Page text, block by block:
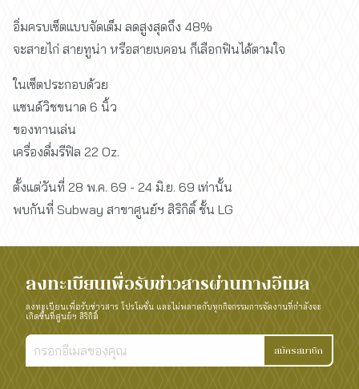
อิ่มครบเซ็ตแบบจัดเต็ม ลดสูงสุดถึง 48%
จะสายไก่ สายทูน่า หรือสายเบคอน ก็เลือกฟินได้ตามใจ
ในเซ็ตประกอบด้วย
แซนด์วิชขนาด 6 นิ้ว
ของทานเล่น
เครื่องดื่มรีฟิล 22 Oz.
ตั้งแต่วันที่ 28 พ.ค. 69 - 24 มิ.ย. 69 เท่านั้น
พบกันที่ Subway สาขาศูนย์ฯ สิริกิติ์ ชั้น LG
ลงทะเบียนเพื่อรับข่าวสารผ่านทางอีเมล
ลงทะเบียนเพื่อรับข่าวสาร โปรโมชั่น และไม่พลาดกับทุกกิจกรรมการจัดงานที่กำลังจะ
เกิดขึ้นที่ศูนย์ฯ สิริกิติ์
สมัครสมาชิก